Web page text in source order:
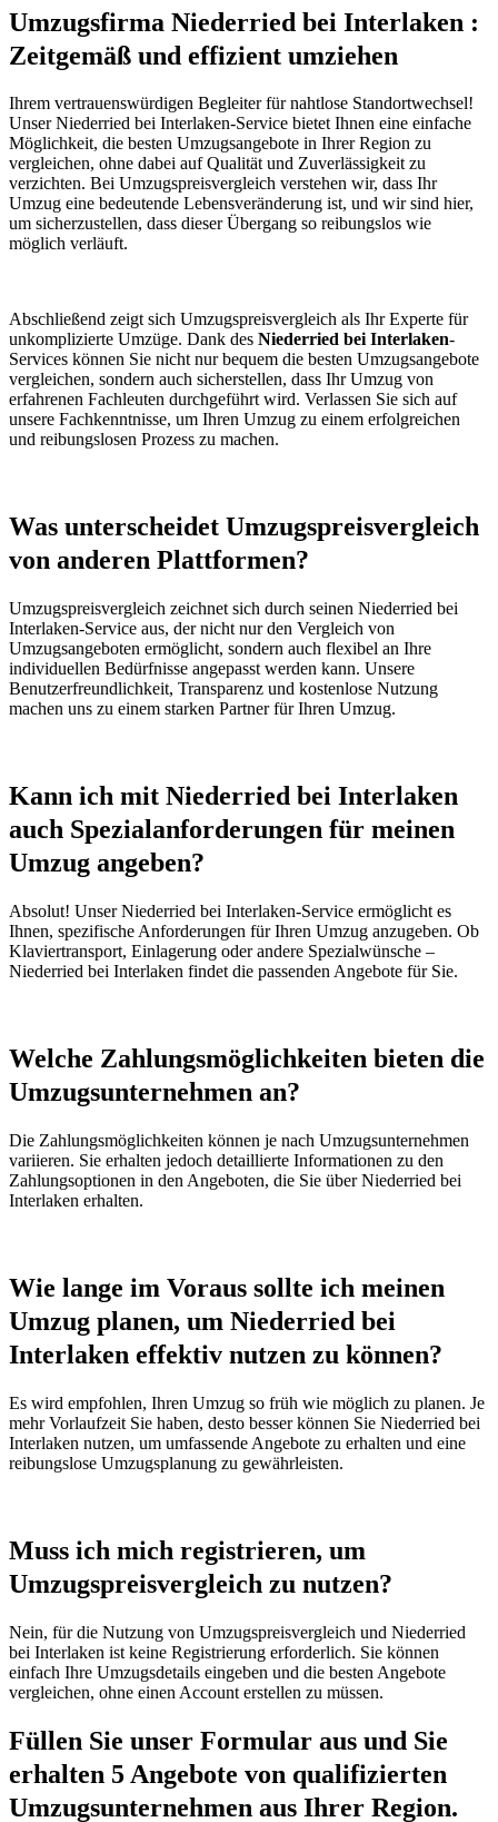
Umzugsfirma Niederried bei Interlaken :
Zeitgemäß und effizient umziehen
Ihrem vertrauenswürdigen Begleiter für nahtlose Standortwechsel!
Unser Niederried bei Interlaken-Service bietet Ihnen eine einfache
Möglichkeit, die besten Umzugsangebote in Ihrer Region zu
vergleichen, ohne dabei auf Qualität und Zuverlässigkeit zu
verzichten. Bei Umzugspreisvergleich verstehen wir, dass Ihr
Umzug eine bedeutende Lebensveränderung ist, und wir sind hier,
um sicherzustellen, dass dieser Übergang so reibungslos wie
möglich verläuft.
Abschließend zeigt sich Umzugspreisvergleich als Ihr Experte für
unkomplizierte Umzüge. Dank des Niederried bei Interlaken-
Services können Sie nicht nur bequem die besten Umzugsangebote
vergleichen, sondern auch sicherstellen, dass Ihr Umzug von
erfahrenen Fachleuten durchgeführt wird. Verlassen Sie sich auf
unsere Fachkenntnisse, um Ihren Umzug zu einem erfolgreichen
und reibungslosen Prozess zu machen.
Was unterscheidet Umzugspreisvergleich
von anderen Plattformen?
Umzugspreisvergleich zeichnet sich durch seinen Niederried bei
Interlaken-Service aus, der nicht nur den Vergleich von
Umzugsangeboten ermöglicht, sondern auch flexibel an Ihre
individuellen Bedürfnisse angepasst werden kann. Unsere
Benutzerfreundlichkeit, Transparenz und kostenlose Nutzung
machen uns zu einem starken Partner für Ihren Umzug.
Kann ich mit Niederried bei Interlaken
auch Spezialanforderungen für meinen
Umzug angeben?
Absolut! Unser Niederried bei Interlaken-Service ermöglicht es
Ihnen, spezifische Anforderungen für Ihren Umzug anzugeben. Ob
Klaviertransport, Einlagerung oder andere Spezialwünsche –
Niederried bei Interlaken findet die passenden Angebote für Sie.
Welche Zahlungsmöglichkeiten bieten die
Umzugsunternehmen an?
Die Zahlungsmöglichkeiten können je nach Umzugsunternehmen
variieren. Sie erhalten jedoch detaillierte Informationen zu den
Zahlungsoptionen in den Angeboten, die Sie über Niederried bei
Interlaken erhalten.
Wie lange im Voraus sollte ich meinen
Umzug planen, um Niederried bei
Interlaken effektiv nutzen zu können?
Es wird empfohlen, Ihren Umzug so früh wie möglich zu planen. Je
mehr Vorlaufzeit Sie haben, desto besser können Sie Niederried bei
Interlaken nutzen, um umfassende Angebote zu erhalten und eine
reibungslose Umzugsplanung zu gewährleisten.
Muss ich mich registrieren, um
Umzugspreisvergleich zu nutzen?
Nein, für die Nutzung von Umzugspreisvergleich und Niederried
bei Interlaken ist keine Registrierung erforderlich. Sie können
einfach Ihre Umzugsdetails eingeben und die besten Angebote
vergleichen, ohne einen Account erstellen zu müssen.
Füllen Sie unser Formular aus und Sie
erhalten 5 Angebote von qualifizierten
Umzugsunternehmen aus Ihrer Region.